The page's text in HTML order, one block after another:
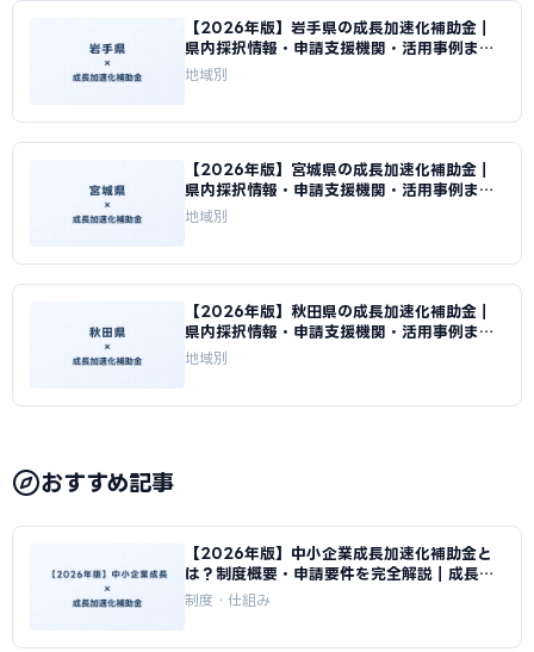
【2026年版】岩手県の成長加速化補助金｜
県内採択情報・申請支援機関・活用事例まと
め｜成長加速化補助金ナビ
地域別
【2026年版】宮城県の成長加速化補助金｜
県内採択情報・申請支援機関・活用事例まと
め｜成長加速化補助金ナビ
地域別
【2026年版】秋田県の成長加速化補助金｜
県内採択情報・申請支援機関・活用事例まと
め｜成長加速化補助金ナビ
地域別
おすすめ記事
【2026年版】中小企業成長加速化補助金と
は？制度概要・申請要件を完全解説｜成長加
速化補助金ナビ
制度・仕組み